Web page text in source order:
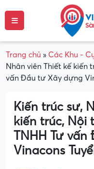
Trang chủ » Các Khu -
Nhân viên Thiết kế kiến
vấn Đầu tư Xây dựng
Kiến trúc sư,
kiến trúc, Nội
TNHH Tư
Vinacons